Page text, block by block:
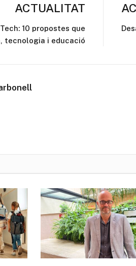
ACTUALITAT
10 propostes que
tecnologia i educació